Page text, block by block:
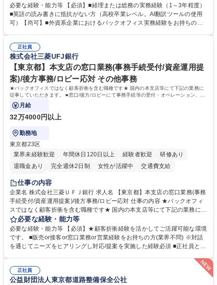
バックオフィス業務からスタートし組織を支える専任担当として広く活躍
できる環境です。 ■日常経理、月次および年次決算サポート業務 ■本国
（グローバル）との英文メール対応（AI翻訳ツール等を使用しての対応で
業務をお任せします。残業も基本的には発生せず、ご自身のペースで業務
を進めやすく定着率の高い環境です。 募集職種 東京【経理・総務】週1日
出社程度のリモート中心/残業基本無/独立系ファーム
必要な経験・能力等 【必須】■経理または総務の実務経験（1～3年程度）
■英語の読み書きに抵抗がない方（高校卒業レベル。AI翻訳ツールの使用
可）【尚可】■外資系企業におけるバックオフィス実務経験をお持ちの方
【働き方について】現在は週4日程度の在宅勤務を実施しており、ワーク
ライフバランスを重視する方に最適な環境です（フルリモートも面接で相
談可）。【求める人物像】幅広いバックオフィス業務に柔軟に対応でき、
社内外と円滑にコミュニケーションを取りながら業務を推進できる方 学
歴・資格 学歴：大学院 大学 高専 短大 専修学校 高校 語学力： 資格：
正社員
株式会社三菱UFJ銀行
【東京都】本支店の窓口業務(事務手続受付/資産運用提
案)/後方事務/ロビー応対 その他事務
★バックオフィスではなく顧客折衝を含む職種です★ 国内の本支店等にて下記の業務に
従事していただきます。 ■窓口/後方/ロビーにて事務手続等の受付・オペレーション、お
客様対応
月給
32万4000円以上
勤務地
東京都23区
業界未経験歓迎
年間休日120日以上 経験者歓迎
研修あり
退職金あり
完全週休2日制 女性が活躍中
交通費支給
土日祝休み
仕事の内容
企業名 株式会社三菱ＵＦＪ銀行 求人名 【東京都】本支店の窓口業務(事務
手続受付/資産運用提案)/後方事務/ロビー応対 仕事の内容 ★バックオフィ
スではなく顧客折衝を含む職種です★ 国内の本支店等にて下記の業務に従
事していただきます。 ■窓口/後方/ロビーにて事務手続等の受付・オペレ
ーション、お客様対応 ■窓口にて、ご来店された個人のお客様に対して金
融商品のご提案 ■効率的な事務運用の検討・構築等 ≪業務紹介：ご応募前
に必ずご覧ください≫ ※記事 https://www.mysite.bk.mufg.jp/career/circle/
必要な経験・能力等
必要な経験・能力等 【必須】★顧客折衝経験を活かしてご活躍可能な環境
です。 ■販売or接客or窓口業務or営業経験をお持ちの方(業界不問) ※対話
を通じてニーズをヒアリングし対応/提案を実施した経験必須 ■正社員とし
事務経験 ■金融商品の提案・販売経験 ≪魅力≫研修やOJT環境が整ってい
るので安心して入行いただけます。 幅広いキャリアの選択肢があり、公募
や社内副業等を活用し、 一人ひとりが挑戦できるカルチャーが浸透してい
正社員
公益財団法人東京都道路整備保全公社